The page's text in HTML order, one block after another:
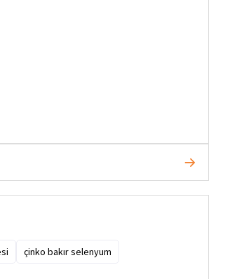
çinko bakır selenyum